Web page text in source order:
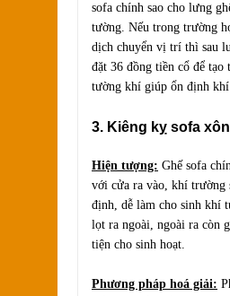
sofa chính sao cho lưng
tường. Nếu trong trường
dịch chuyển vị trí thì sau
đặt 36 đồng tiền cổ để tạo
tường khí giúp ổn định
3. Kiêng kỵ sofa
Hiện tượng: Ghế sofa
với cửa ra vào, khí trường
định, dễ làm cho sinh khí
lọt ra ngoài, ngoài ra còn
tiện cho sinh hoạt.
Phương pháp hoá giải: